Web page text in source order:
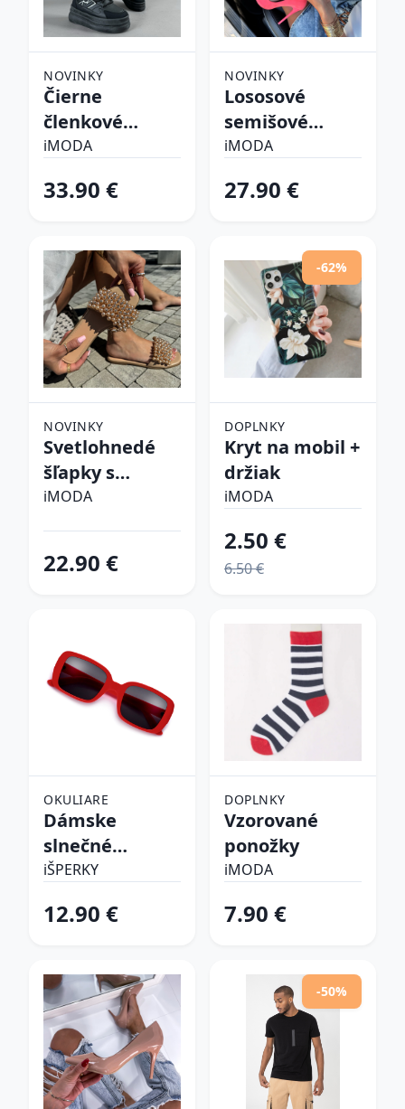
NOVINKY
Čierne
členkové
zateplené
iMODA
33.90 €
NOVINKY
Lososové
semišové
lodičky
iMODA
27.90 €
NOVINKY
Svetlohnedé
šľapky s
perličkami
iMODA
22.90 €
-62%
DOPLNKY
Kryt na mobil +
držiak
iMODA
2.50 €
6.50 €
OKULIARE
Dámske
slnečné
okuliare
iŠPERKY
12.90 €
DOPLNKY
Vzorované
ponožky
iMODA
7.90 €
-50%